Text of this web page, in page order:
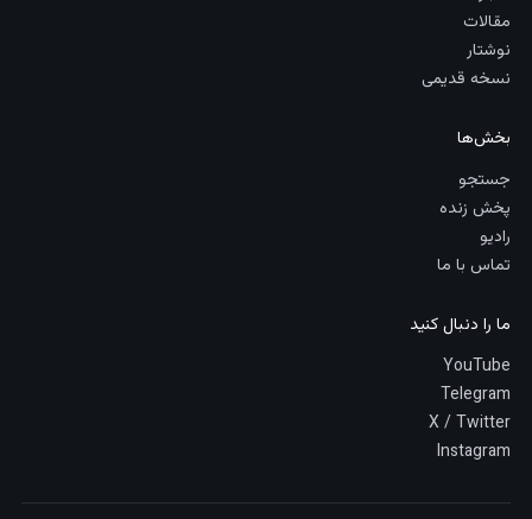
مقالات
نوشتار
نسخه قدیمی
بخش‌ها
جستجو
پخش زنده
رادیو
تماس با ما
ما را دنبال کنید
YouTube
Telegram
X / Twitter
Instagram